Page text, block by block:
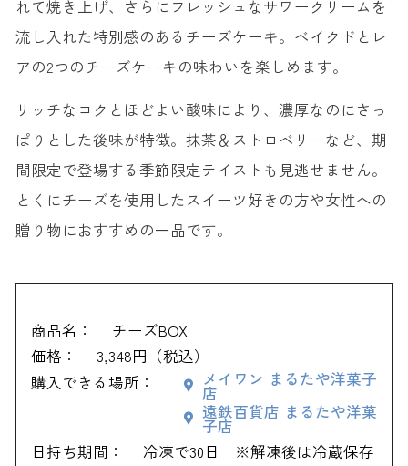
れて焼き上げ、さらにフレッシュなサワークリームを
流し入れた特別感のあるチーズケーキ。ベイクドとレ
アの2つのチーズケーキの味わいを楽しめます。
リッチなコクとほどよい酸味により、濃厚なのにさっ
ぱりとした後味が特徴。抹茶＆ストロベリーなど、期
間限定で登場する季節限定テイストも見逃せません。
とくにチーズを使用したスイーツ好きの方や女性への
贈り物におすすめの一品です。
商品名：
チーズBOX
価格：
3,348円（税込）
購入できる場所：
メイワン まるたや洋菓子
店
遠鉄百貨店 まるたや洋菓
子店
日持ち期間：
冷凍で30日 ※解凍後は冷蔵保存